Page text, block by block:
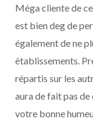
Méga cliente de
est bien deg de
également de ne
établissements.
répartis sur les
aura de fait pas
votre bonne